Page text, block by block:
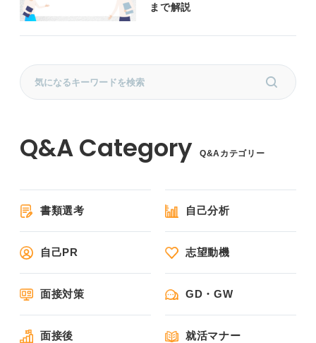
まで解説
Q&Aカテゴリー
書類選考 自己分析
自己PR 志望動機
面接対策 GD・GW
面接後 就活マナー